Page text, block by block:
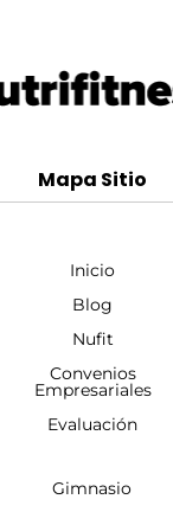
Mapa Sitio
Inicio
Blog
Nufit
Convenios
Empresariales
Evaluación
Gimnasio